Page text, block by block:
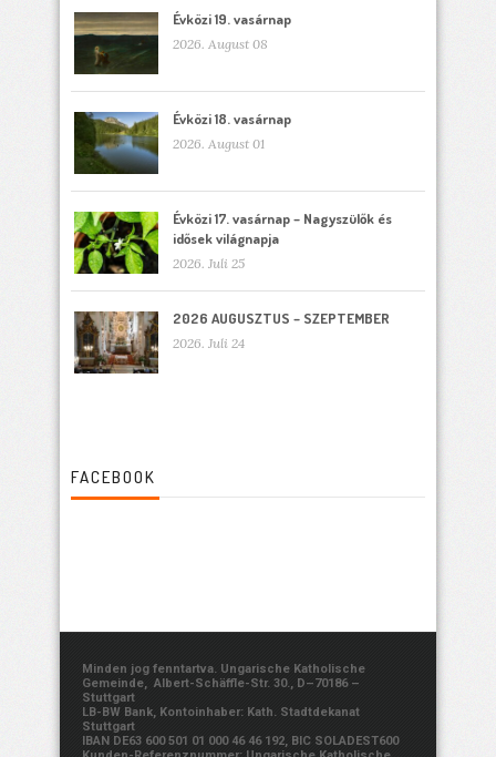
Évközi 19. vasárnap
2026. August 08
Évközi 18. vasárnap
2026. August 01
Évközi 17. vasárnap – Nagyszülők és
idősek világnapja
2026. Juli 25
2026 AUGUSZTUS – SZEPTEMBER
2026. Juli 24
FACEBOOK
Minden jog fenntartva. Ungarische Katholische
Gemeinde, Albert-Schäffle-Str. 30., D–70186 –
Stuttgart
LB-BW Bank, Kontoinhaber: Kath. Stadtdekanat
Stuttgart
IBAN DE63 600 501 01 000 46 46 192, BIC SOLADEST600